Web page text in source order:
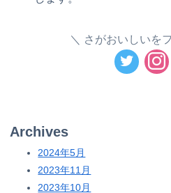
さがおいしいを
Archives
2024年5月
2023年11月
2023年10月